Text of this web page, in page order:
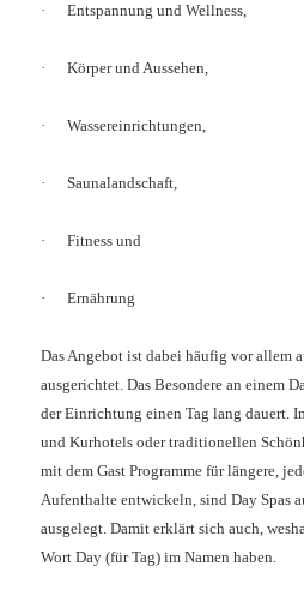
· Entspannung und Wellness,
· Körper und Aussehen,
· Wassereinrichtungen,
· Saunalandschaft,
· Fitness und
· Ernährung
Das Angebot ist dabei häufig vor allem
ausgerichtet. Das Besondere an einem
der Einrichtung einen Tag lang dauert.
und Kurhotels oder traditionellen
mit dem Gast Programme für längere,
Aufenthalte entwickeln, sind Day Spas
ausgelegt. Damit erklärt sich auch,
Wort Day (für Tag) im Namen haben.